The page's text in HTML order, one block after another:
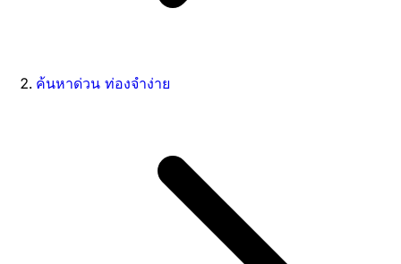
ค้นหาด่วน ท่องจำง่าย